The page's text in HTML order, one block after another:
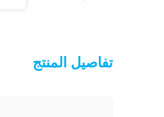
تفاصيل المنتج